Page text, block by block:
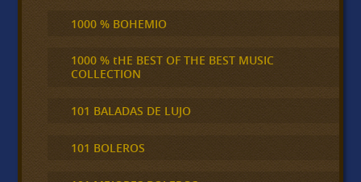
1000 % BOHEMIO
1000 % tHE BEST OF THE BEST MUSIC
COLLECTION
101 BALADAS DE LUJO
101 BOLEROS